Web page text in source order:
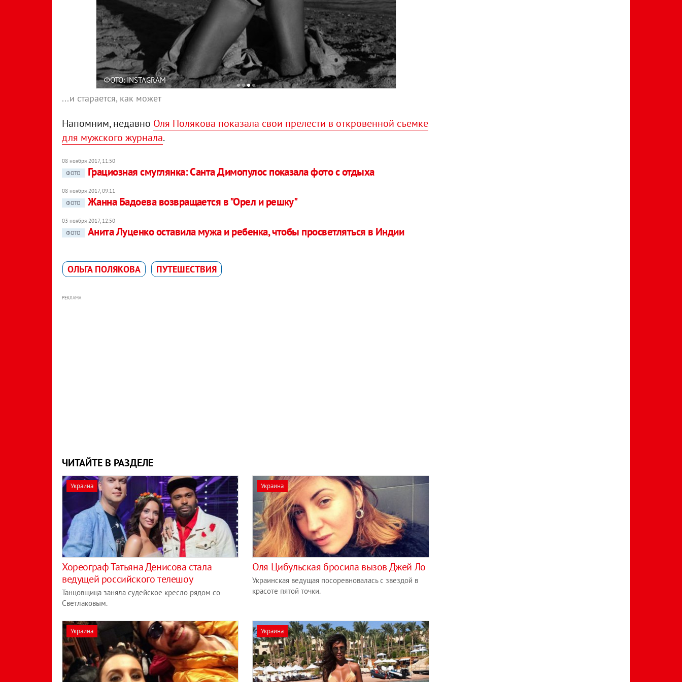
ФОТО: INSTAGRAM
...и старается, как может
Напомним, недавно Оля Полякова показала свои прелести в откровенной съемке
для мужского журнала.
08 ноября 2017, 11:50
ФОТО
Грациозная смуглянка: Санта Димопулос показала фото с отдыха
08 ноября 2017, 09:11
ФОТО
Жанна Бадоева возвращается в "Орел и решку"
03 ноября 2017, 12:50
ФОТО
Анита Луценко оставила мужа и ребенка, чтобы просветляться в Индии
ОЛЬГА ПОЛЯКОВА ПУТЕШЕСТВИЯ
РЕКЛАМА
ЧИТАЙТЕ В РАЗДЕЛЕ
Украина
Хореограф Татьяна Денисова стала
ведущей российского телешоу
Танцовщица заняла судейское кресло рядом со
Светлаковым.
Украина
Оля Цибульская бросила вызов Джей Ло
Украинская ведущая посоревновалась с звездой в
красоте пятой точки.
Украина Украина